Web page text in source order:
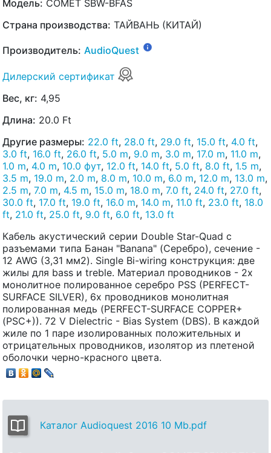
Модель: COMET SBW-BFAS
Страна производства: ТАЙВАНЬ (КИТАЙ)
Производитель: AudioQuest
Дилерский сертификат
Вес, кг: 4,95
Длина: 20.0 Ft
Другие размеры: 22.0 ft, 28.0 ft, 29.0 ft, 15.0 ft, 4.0 ft,
3.0 ft, 16.0 ft, 26.0 ft, 5.0 m, 9.0 m, 3.0 m, 17.0 m, 11.0 m,
1.0 m, 4.0 m, 10.0 фут, 12.0 ft, 14.0 ft, 5.0 ft, 8.0 ft, 1.5 m,
3.5 m, 19.0 m, 2.0 m, 8.0 m, 10.0 m, 6.0 m, 12.0 m, 13.0 m,
2.5 m, 7.0 m, 4.5 m, 15.0 m, 18.0 m, 7.0 ft, 24.0 ft, 27.0 ft,
30.0 ft, 17.0 ft, 19.0 ft, 16.0 m, 14.0 m, 11.0 ft, 23.0 ft, 18.0
ft, 21.0 ft, 25.0 ft, 9.0 ft, 6.0 ft, 13.0 ft
Кабель акустический серии Double Star-Quad с
разъемами типа Банан "Banana" (Серебро), сечение -
12 AWG (3,31 мм2). Single Bi-wiring конструкция: две
жилы для bass и treble. Материал проводников - 2х
монолитное полированное серебро PSS (PERFECT-
SURFACE SILVER), 6х проводников монолитная
полированная медь (PERFECT-SURFACE COPPER+
(PSC+)). 72 V Dielectric - Bias System (DBS). В каждой
жиле по 1 паре изолированных положительных и
отрицательных проводников, изолятор из плетеной
оболочки черно-красного цвета.
Каталог Audioquest 2016 10 Mb.pdf